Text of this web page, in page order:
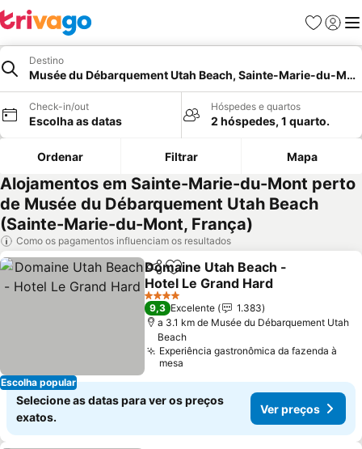
Favoritos
Iniciar
Destino
Musée du Débarquement Utah Beach, Sainte-Marie-du-
Check-in/out
Escolha as datas
Hóspedes e quartos
2 hóspedes, 1 quarto.
Ordenar Filtrar Mapa
Alojamentos em Sainte-Marie-du-Mont perto
de Musée du Débarquement Utah Beach
(Sainte-Marie-du-Mont, França)
Como os pagamentos influenciam os resultados
Escolha popular
PartilharAdicionar aos favoritos
Domaine Utah Beach -
Hotel Le Grand Hard
4 Estrelas
9,3 Excelente
1.383
a 3.1 km de Musée du Débarquement Utah
Beach
Experiência gastronômica da fazenda à
mesa
Selecione as datas para ver os preços
exatos.
Ver preços